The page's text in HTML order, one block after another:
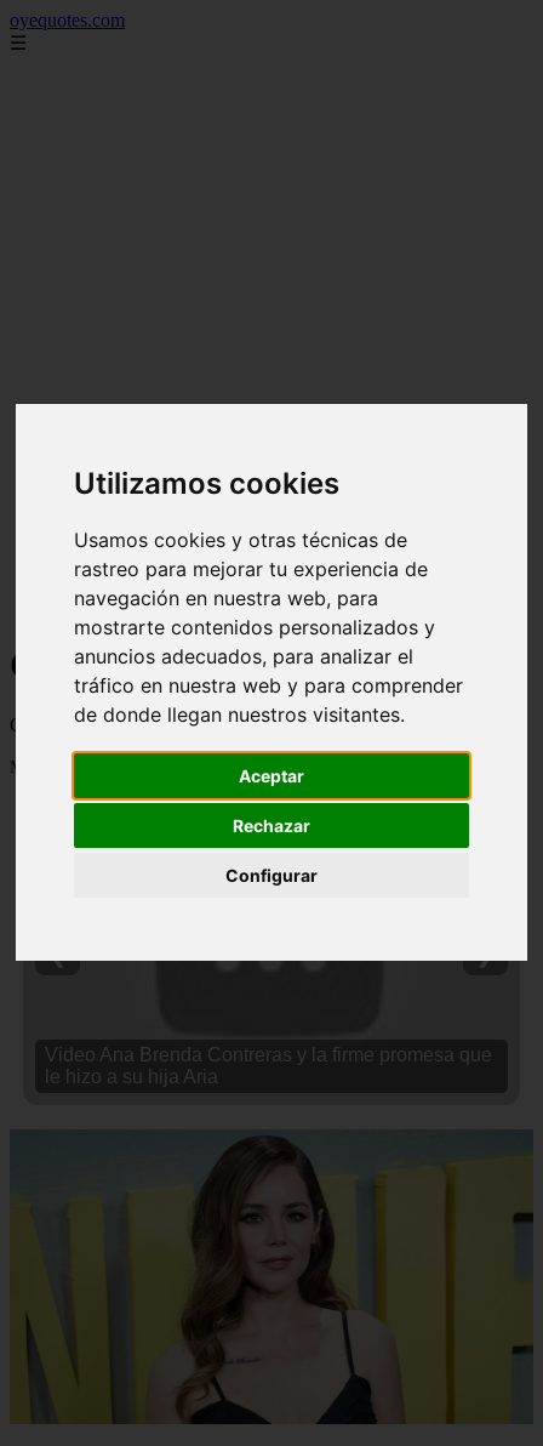
Utilizamos cookies
Usamos cookies y otras técnicas de
rastreo para mejorar tu experiencia de
navegación en nuestra web, para
mostrarte contenidos personalizados y
anuncios adecuados, para analizar el
tráfico en nuestra web y para comprender
de donde llegan nuestros visitantes.
Aceptar
Rechazar
Configurar
oyequotes.com
☰
Curiosidades y Sabias que
Cosas curiosas, curiosidades, noticias impactantes y mucho mas
Mostrando 1 - 24 de 2838 artículos
Video Ana Brenda Contreras y la firme promesa que
le hizo a su hija Aria